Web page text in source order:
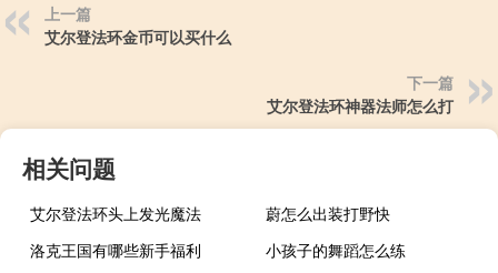
上一篇
艾尔登法环金币可以买什么
下一篇
艾尔登法环神器法师怎么打
相关问题
艾尔登法环头上发光魔法
蔚怎么出装打野快
洛克王国有哪些新手福利
小孩子的舞蹈怎么练